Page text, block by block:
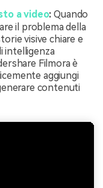
a video:Quando
il problema della
visive chiare e
intelligenza
Filmora è
aggiungi
contenuti